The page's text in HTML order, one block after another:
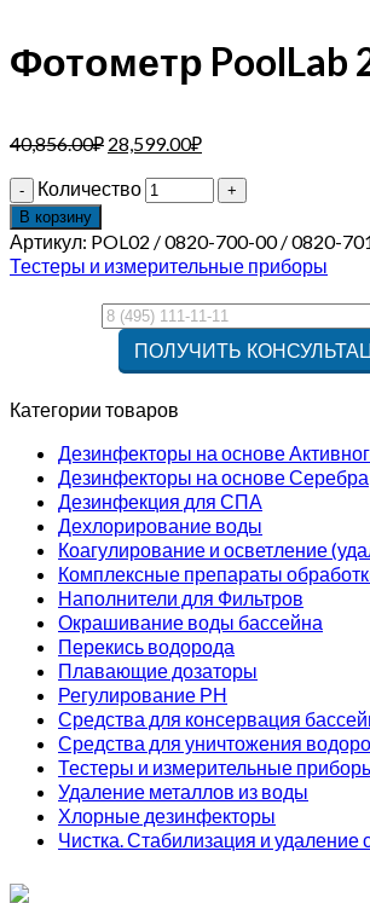
Фотометр PoolLab
40,856.00₽ 28,599.00₽
Количество
В корзину
Артикул: POL02 / 0820-700-00 / 0820-
Тестеры и измерительные приборы
Категории товаров
Дезинфекторы на основе
Дезинфекторы на основе Серебра
Дезинфекция для СПА
Дехлорирование воды
Коагулирование и осветление
Комплексные препараты
Наполнители для Фильтров
Окрашивание воды бассейна
Перекись водорода
Плавающие дозаторы
Регулирование РН
Средства для консервация
Средства для уничтожения
Тестеры и измерительные
Удаление металлов из воды
Хлорные дезинфекторы
Чистка. Стабилизация и удаление